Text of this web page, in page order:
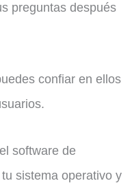
preguntas después
confiar en ellos
software de
sistema operativo y